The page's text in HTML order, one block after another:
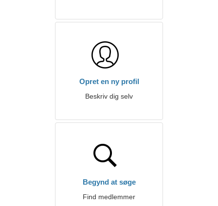
Opret en ny profil
Beskriv dig selv
Begynd at søge
Find medlemmer